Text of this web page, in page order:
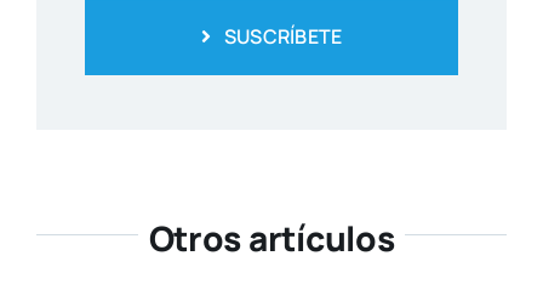
SUSCRÍBETE
Otros artículos